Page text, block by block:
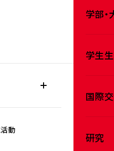
学部
学生
国際
研究
動